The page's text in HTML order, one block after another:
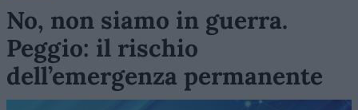
No, non siamo in guerra.
Peggio: il rischio
dell’emergenza permanente